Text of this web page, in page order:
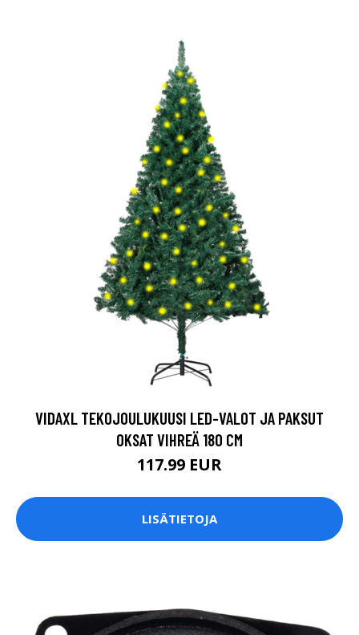
VIDAXL TEKOJOULUKUUSI LED-VALOT JA PAKSUT
OKSAT VIHREÄ 180 CM
117.99 EUR
LISÄTIETOJA